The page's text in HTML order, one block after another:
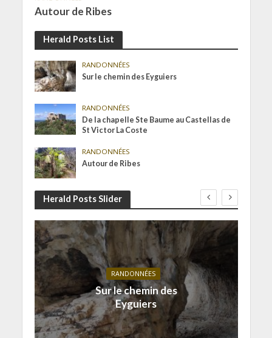
Autour de Ribes
Herald Posts List
RANDONNÉES
Sur le chemin des Eyguiers
RANDONNÉES
De la chapelle Ste Baume au Castellas de
St Victor La Coste
RANDONNÉES
Autour de Ribes
Herald Posts Slider
RANDONNÉES
Sur le chemin des
Eyguiers